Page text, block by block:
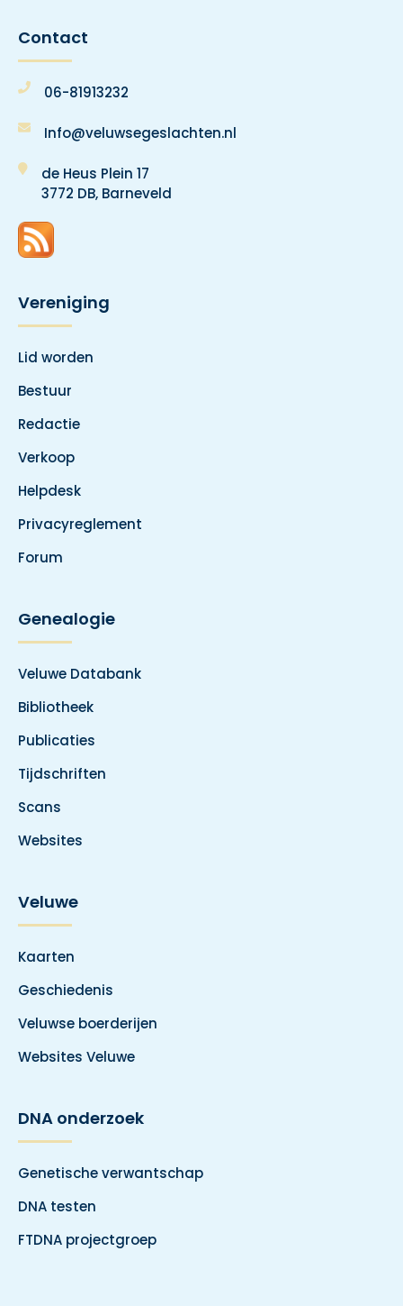
Contact
06-81913232
Info@veluwsegeslachten.nl
de Heus Plein 17
3772 DB, Barneveld
Vereniging
Lid worden
Bestuur
Redactie
Verkoop
Helpdesk
Privacyreglement
Forum
Genealogie
Veluwe Databank
Bibliotheek
Publicaties
Tijdschriften
Scans
Websites
Veluwe
Kaarten
Geschiedenis
Veluwse boerderijen
Websites Veluwe
DNA onderzoek
Genetische verwantschap
DNA testen
FTDNA projectgroep